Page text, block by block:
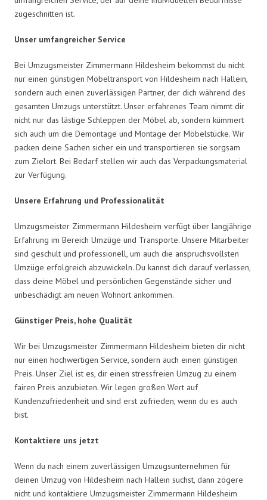
zugeschnitten ist.
Unser umfangreicher Service
Bei Umzugsmeister Zimmermann Hildesheim bekommst du nicht
nur einen günstigen Möbeltransport von Hildesheim nach Hallein,
sondern auch einen zuverlässigen Partner, der dich während des
gesamten Umzugs unterstützt. Unser erfahrenes Team nimmt dir
nicht nur das lästige Schleppen der Möbel ab, sondern kümmert
sich auch um die Demontage und Montage der Möbelstücke. Wir
packen deine Sachen sicher ein und transportieren sie sorgsam
zum Zielort. Bei Bedarf stellen wir auch das Verpackungsmaterial
zur Verfügung.
Unsere Erfahrung und Professionalität
Umzugsmeister Zimmermann Hildesheim verfügt über langjährige
Erfahrung im Bereich Umzüge und Transporte. Unsere Mitarbeiter
sind geschult und professionell, um auch die anspruchsvollsten
Umzüge erfolgreich abzuwickeln. Du kannst dich darauf verlassen,
dass deine Möbel und persönlichen Gegenstände sicher und
unbeschädigt am neuen Wohnort ankommen.
Günstiger Preis, hohe Qualität
Wir bei Umzugsmeister Zimmermann Hildesheim bieten dir nicht
nur einen hochwertigen Service, sondern auch einen günstigen
Preis. Unser Ziel ist es, dir einen stressfreien Umzug zu einem
fairen Preis anzubieten. Wir legen großen Wert auf
Kundenzufriedenheit und sind erst zufrieden, wenn du es auch
bist.
Kontaktiere uns jetzt
Wenn du nach einem zuverlässigen Umzugsunternehmen für
deinen Umzug von Hildesheim nach Hallein suchst, dann zögere
nicht und kontaktiere Umzugsmeister Zimmermann Hildesheim